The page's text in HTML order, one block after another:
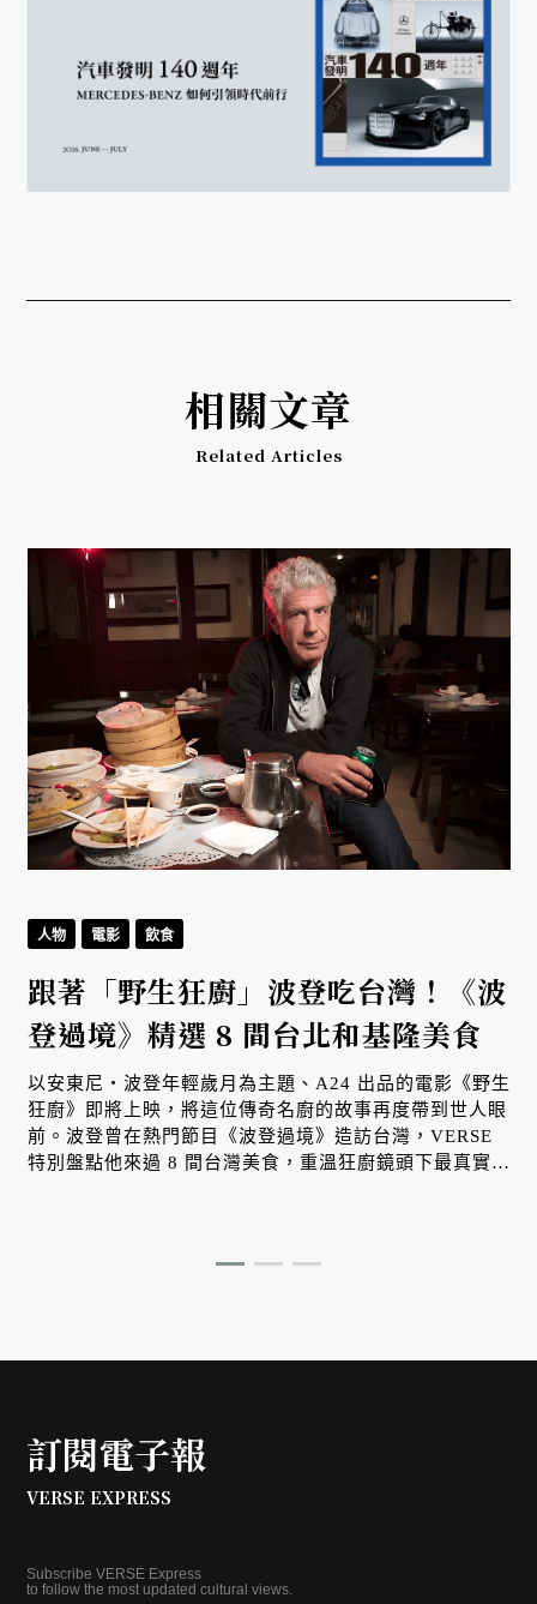
相關文章
Related Articles
人物 電影 飲食
跟著「野生狂廚」波登吃台灣！《波
登過境》精選 8 間台北和基隆美食
以安東尼・波登年輕歲月為主題、A24 出品的電影《野生
狂廚》即將上映，將這位傳奇名廚的故事再度帶到世人眼
前。波登曾在熱門節目《波登過境》造訪台灣，VERSE
特別盤點他來過 8 間台灣美食，重溫狂廚鏡頭下最真實、
訂閱電子報
VERSE EXPRESS
Subscribe VERSE Express
to follow the most updated cultural views.